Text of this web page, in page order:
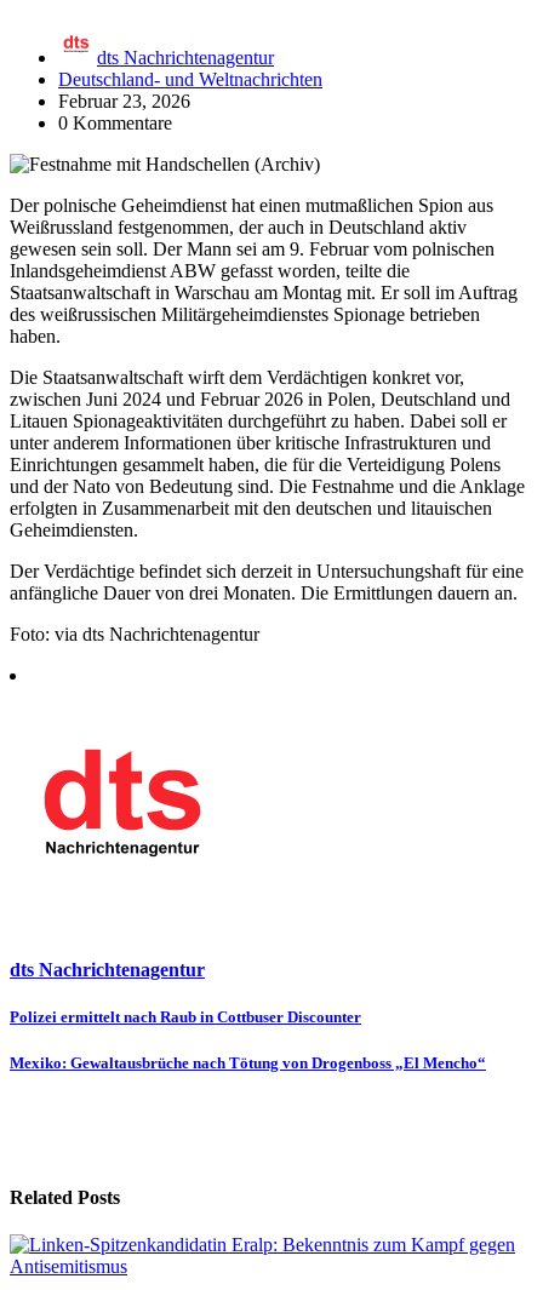
dts Nachrichtenagentur
Deutschland- und Weltnachrichten
Februar 23, 2026
0 Kommentare
Der polnische Geheimdienst hat einen mutmaßlichen Spion aus
Weißrussland festgenommen, der auch in Deutschland aktiv
gewesen sein soll. Der Mann sei am 9. Februar vom polnischen
Inlandsgeheimdienst ABW gefasst worden, teilte die
Staatsanwaltschaft in Warschau am Montag mit. Er soll im Auftrag
des weißrussischen Militärgeheimdienstes Spionage betrieben
haben.
Die Staatsanwaltschaft wirft dem Verdächtigen konkret vor,
zwischen Juni 2024 und Februar 2026 in Polen, Deutschland und
Litauen Spionageaktivitäten durchgeführt zu haben. Dabei soll er
unter anderem Informationen über kritische Infrastrukturen und
Einrichtungen gesammelt haben, die für die Verteidigung Polens
und der Nato von Bedeutung sind. Die Festnahme und die Anklage
erfolgten in Zusammenarbeit mit den deutschen und litauischen
Geheimdiensten.
Der Verdächtige befindet sich derzeit in Untersuchungshaft für eine
anfängliche Dauer von drei Monaten. Die Ermittlungen dauern an.
Foto: via dts Nachrichtenagentur
dts Nachrichtenagentur
Beitragsnavigation
Polizei ermittelt nach Raub in Cottbuser Discounter
Mexiko: Gewaltausbrüche nach Tötung von Drogenboss „El Mencho“
Related Posts